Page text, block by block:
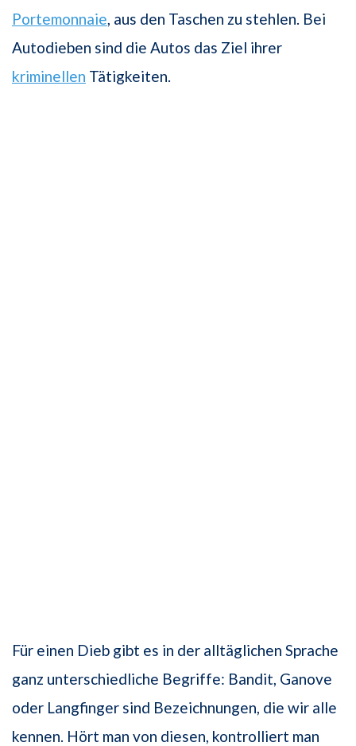
Portemonnaie , aus den Taschen zu stehlen. Bei
Autodieben sind die Autos das Ziel ihrer
kriminellen Tätigkeiten.
Für einen Dieb gibt es in der alltäglichen Sprache
ganz unterschiedliche Begriffe: Bandit, Ganove
oder Langfinger sind Bezeichnungen, die wir alle
kennen. Hört man von diesen, kontrolliert man